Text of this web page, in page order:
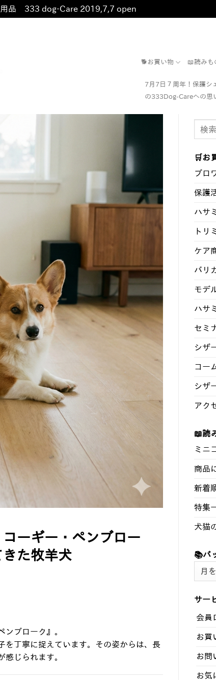
用品 333 dog-Care 2019,7,7 open
🐕お買い物 📖読みも
7月7日７周年！保護シ
の333Dog-Careへの思
ーギー・ペンブロー
た牧羊犬
ブローク』。
を丁寧に捉えています。その姿からは、長
じられます。
象:
🛒お
ブロ
保護
ハサミ
トリ
ケア
バリ
モデ
ハサ
セミ
シザ
コー
シザ
アク
📖読
ミニ
商品
新着
特集
犬猫
📚バ
ク
ナ
バ
サー
会員
お買
お問
お気